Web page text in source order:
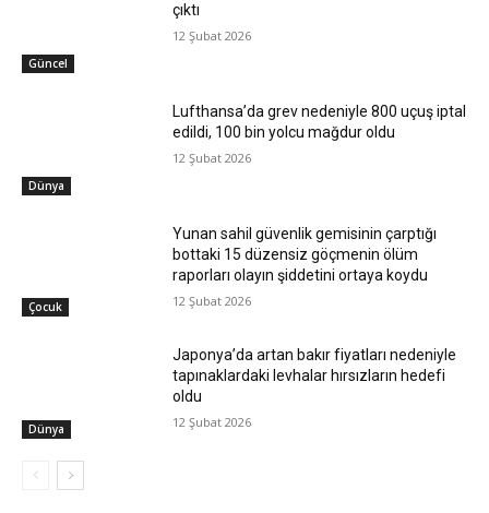
Güncel
çıktı
12 Şubat 2026
Dünya
Lufthansa’da grev nedeniyle 800 uçuş iptal
edildi, 100 bin yolcu mağdur oldu
12 Şubat 2026
Çocuk
Yunan sahil güvenlik gemisinin çarptığı
bottaki 15 düzensiz göçmenin ölüm
raporları olayın şiddetini ortaya koydu
12 Şubat 2026
Dünya
Japonya’da artan bakır fiyatları nedeniyle
tapınaklardaki levhalar hırsızların hedefi
oldu
12 Şubat 2026